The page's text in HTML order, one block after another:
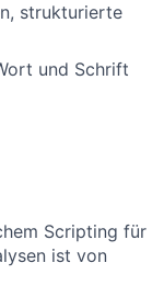
strukturierte
und Schrift
Scripting für
ist von